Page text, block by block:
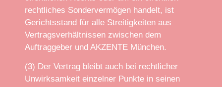
rechtliches Sondervermögen handelt, ist
Gerichtsstand für alle Streitigkeiten aus
Vertragsverhältnissen zwischen dem
Auftraggeber und AKZENTE München.
(3) Der Vertrag bleibt auch bei rechtlicher
Unwirksamkeit einzelner Punkte in seinen